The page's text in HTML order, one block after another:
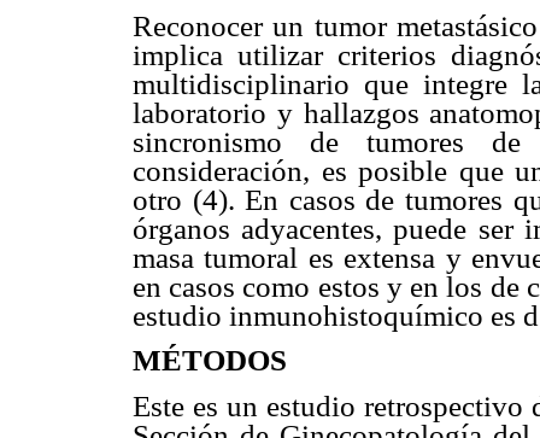
Reconocer un tumor
implica utilizar criterios
multidisciplinario que integre
laboratorio y hallazgos
sincronismo de tumores
consideración, es posible que
otro (4). En casos de tumores
órganos adyacentes, puede
masa tumoral es extensa y
en casos como estos y en los
estudio inmunohistoquímico es
MÉTODOS
Este es un estudio retrospectivo